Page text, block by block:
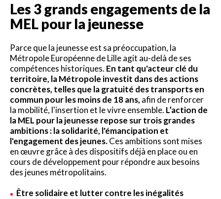
Les 3 grands engagements de la
MEL pour la jeunesse
Parce que la jeunesse est sa préoccupation, la
Métropole Européenne de Lille agit au-delà de ses
compétences historiques. En tant qu'acteur clé du
territoire, la Métropole investit dans des actions
concrètes, telles que la gratuité des transports en
commun pour les moins de 18 ans, afin de renforcer
la mobilité, l'insertion et le vivre ensemble. L’action de
la MEL pour la jeunesse repose sur trois grandes
ambitions : la solidarité, l'émancipation et
l'engagement des jeunes.Ces ambitions sont mises
en œuvre grâce à des dispositifs déjà en place ou en
cours de développement pour répondre aux besoins
des jeunes métropolitains.
Être solidaire et lutter contre les inégalités